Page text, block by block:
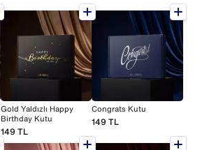
Gold Yaldızlı Happy
Birthday Kutu
149TL
Congrats Kutu
149TL